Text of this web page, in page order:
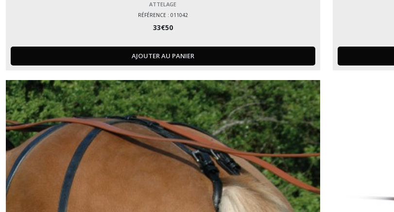
ATTELAGE
RÉFÉRENCE : 011042
33€50
AJOUTER AU PANIER